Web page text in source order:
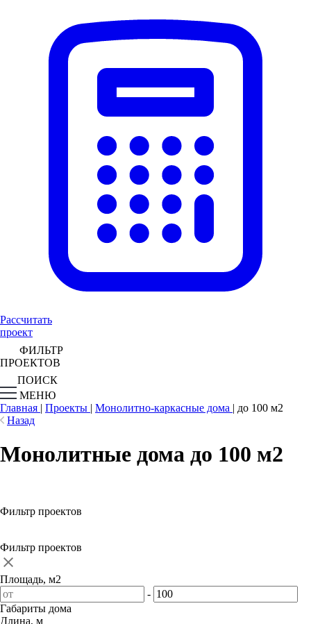
Рассчитать
проект
ФИЛЬТР
ПРОЕКТОВ
ПОИСК
МЕНЮ
Главная | Проекты | Монолитно-каркасные дома | до 100 м2
Назад
Монолитные дома до 100 м2
Фильтр проектов
Фильтр проектов
Площадь, м2
-
Габариты дома
Длина, м